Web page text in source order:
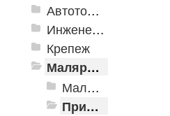
Автотовары
Инженерная сантехника и инструменты
Крепеж
Малярно-штукатурные инструменты
Малярные инструменты
Принадлежности для малярно-штукатурных работ